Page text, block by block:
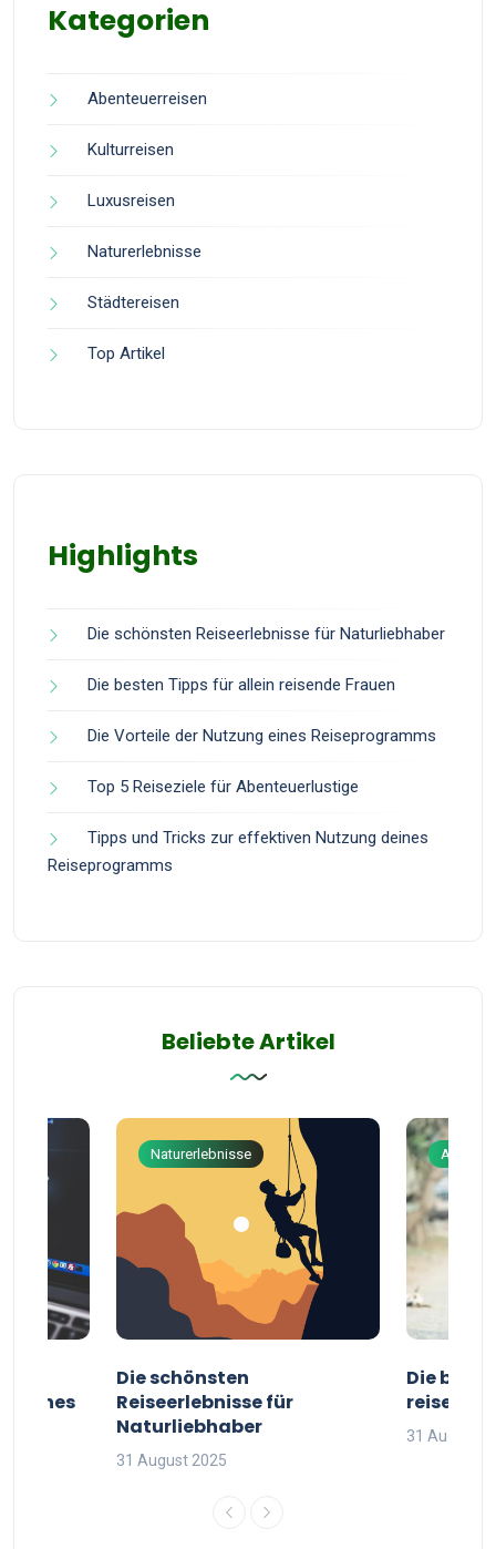
Kategorien
Abenteuerreisen
Kulturreisen
Luxusreisen
Naturerlebnisse
Städtereisen
Top Artikel
Highlights
Die schönsten Reiseerlebnisse für Naturliebhaber
Die besten Tipps für allein reisende Frauen
Die Vorteile der Nutzung eines Reiseprogramms
Top 5 Reiseziele für Abenteuerlustige
Tipps und Tricks zur effektiven Nutzung deines
Reiseprogramms
Beliebte Artikel
deines
Naturerlebnisse
Die schönsten
Reiseerlebnisse für
Naturliebhaber
31 August 2025
Die
reisende
31 August